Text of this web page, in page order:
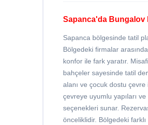
Sapanca'da Bungalov
Sapanca bölgesinde tatil
Bölgedeki firmalar
konfor ile fark yaratır.
bahçeler sayesinde tatil
alanı ve çocuk dostu
çevreye uyumlu yapıları
seçenekleri sunar.
önceliklidir. Bölgedeki